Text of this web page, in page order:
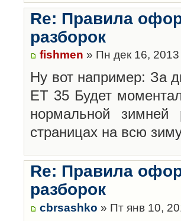
Re: Правила
разборок
fishmen » Пн дек 16,
Ну вот например: За
ET 35 Будет
нормальной
страницах на всю
Re: Правила
разборок
cbrsashko » Пт янв 10,